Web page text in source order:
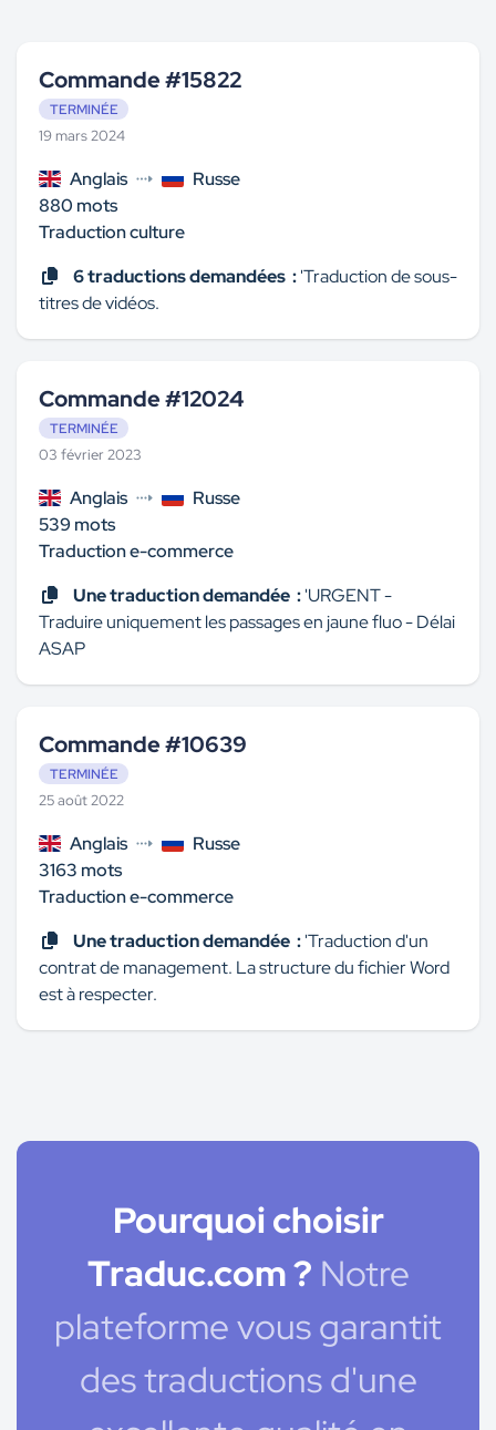
Commande #15822
TERMINÉE
19 mars 2024
Anglais
Russe
880 mots
Traduction culture
6 traductions demandées :'Traduction de sous-
titres de vidéos.
Commande #12024
TERMINÉE
03 février 2023
Anglais
Russe
539 mots
Traduction e-commerce
Une traduction demandée :'URGENT -
Traduire uniquement les passages en jaune fluo - Délai
ASAP
Commande #10639
TERMINÉE
25 août 2022
Anglais
Russe
3163 mots
Traduction e-commerce
Une traduction demandée :'Traduction d'un
contrat de management. La structure du fichier Word
est à respecter.
Pourquoi choisir
Traduc.com ? Notre
plateforme vous garantit
des traductions d'une